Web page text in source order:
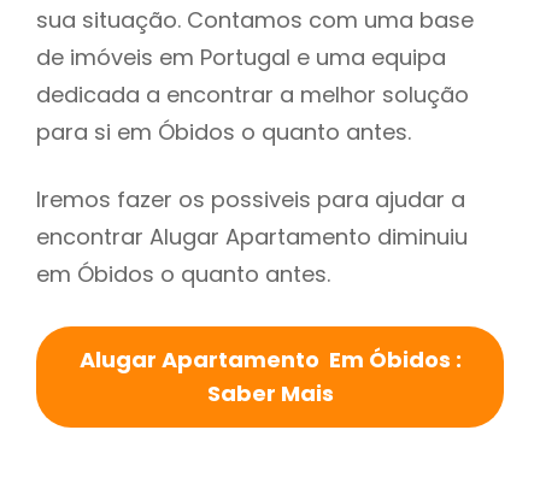
sua situação. Contamos com uma base
de imóveis em Portugal e uma equipa
dedicada a encontrar a melhor solução
para si em Óbidos o quanto antes.
Iremos fazer os possiveis para ajudar a
encontrar Alugar Apartamento diminuiu
em Óbidos o quanto antes.
Alugar Apartamento Em Óbidos :
Saber Mais